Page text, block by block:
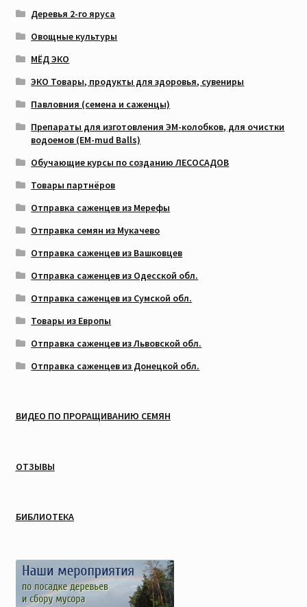
Деревья 2-го яруса
Овощные культуры
МЁД ЭКО
ЭКО Товары, продукты для здоровья, сувениры
Павловния (семена и саженцы)
Препараты для изготовления ЭМ-колобков, для очистки
водоемов (EM-mud Balls)
Обучающие курсы по созданию ЛЕСОСАДОВ
Товары партнёров
Отправка саженцев из Мерефы
Отправка семян из Мукачево
Отправка саженцев из Вашковцев
Отправка саженцев из Одесской обл.
Отправка саженцев из Сумской обл.
Товары из Европы
Отправка саженцев из Львовской обл.
Отправка саженцев из Донецкой обл.
ВИДЕО ПО ПРОРАЩИВАНИЮ СЕМЯН
ОТЗЫВЫ
БИБЛИОТЕКА